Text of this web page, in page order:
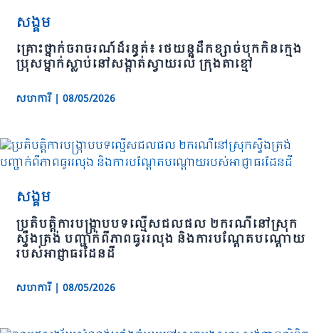
សង្គម
គ្រោះថ្នាក់ចរាចរណ៍ដ៏រន្ធត់៖ រថយន្តដឹកខ្សាច់បុកកិនក្មេង
ប្រុសម្នាក់ស្លាប់នៅសង្កាត់ស្វាយរលំ ក្រុងតាខ្មៅ
សហការី | 08/05/2026
សង្គម
ប្រតិបត្តិការបង្ក្រាបបទល្មើសជលផល ២ករណីនៅស្រុក
ស្ទឹងត្រង់ បញ្ជាក់ពីភាពធូររលុង និងការបណ្តែតបណ្តោយ
របស់អាជ្ញាធរដែនដី
សហការី | 08/05/2026